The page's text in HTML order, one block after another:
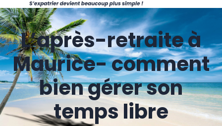
L’après-retraite à
Maurice- comment
bien gérer son
temps libre